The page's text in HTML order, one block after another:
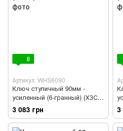
8
Артикул: WHS6090
Ключ ступичный 90мм -
усиленный (6-гранный) (ХЗСО)
WHS6090
3 083 грн 3